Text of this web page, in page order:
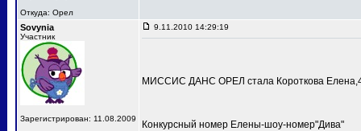
Откуда: Орел
Sovynia
Участник
Зарегистрирован: 11.08.2009
9.11.2010 14:29:19
МИССИС ДАНС ОРЕЛ стала Короткова
Конкурсный номер Елены-шоу-номер"Дива"